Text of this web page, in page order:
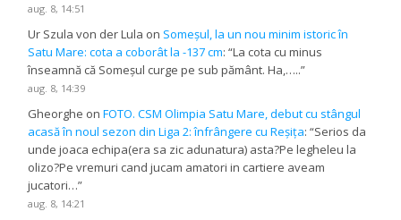
aug. 8, 14:51
Ur Szula von der Lula on Someșul, la un nou minim istoric în
Satu Mare: cota a coborât la -137 cm: “La cota cu minus
înseamnă că Someșul curge pe sub pământ. Ha,…..”
aug. 8, 14:39
Gheorghe onFOTO. CSM Olimpia Satu Mare, debut cu stângul
acasă în noul sezon din Liga 2: înfrângere cu Reșița: “Serios da
unde joaca echipa(era sa zic adunatura) asta?Pe legheleu la
olizo?Pe vremuri cand jucam amatori in cartiere aveam
jucatori…”
aug. 8, 14:21